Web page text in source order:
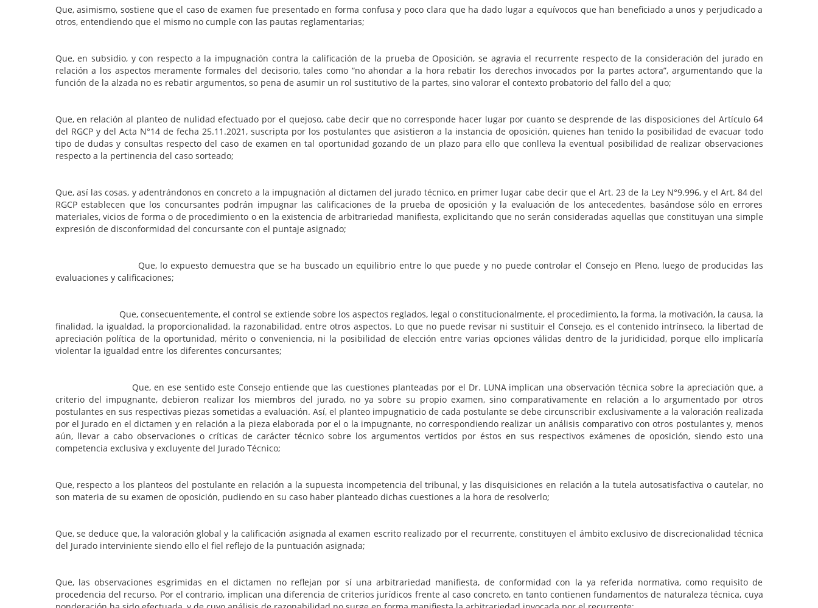
Que, asimismo, sostiene que el caso de examen fue presentado en forma confusa y poco clara que ha dado lugar a equívocos que han beneficiado a unos y perjudicado a
otros, entendiendo que el mismo no cumple con las pautas reglamentarias;
Que, en subsidio, y con respecto a la impugnación contra la calificación de la prueba de Oposición, se agravia el recurrente respecto de la consideración del jurado en
relación a los aspectos meramente formales del decisorio, tales como “no ahondar a la hora rebatir los derechos invocados por la partes actora”, argumentando que la
función de la alzada no es rebatir argumentos, so pena de asumir un rol sustitutivo de la partes, sino valorar el contexto probatorio del fallo del a quo;
Que, en relación al planteo de nulidad efectuado por el quejoso, cabe decir que no corresponde hacer lugar por cuanto se desprende de las disposiciones del Artículo 64
del RGCP y del Acta N°14 de fecha 25.11.2021, suscripta por los postulantes que asistieron a la instancia de oposición, quienes han tenido la posibilidad de evacuar todo
tipo de dudas y consultas respecto del caso de examen en tal oportunidad gozando de un plazo para ello que conlleva la eventual posibilidad de realizar observaciones
respecto a la pertinencia del caso sorteado;
Que, así las cosas, y adentrándonos en concreto a la impugnación al dictamen del jurado técnico, en primer lugar cabe decir que el Art. 23 de la Ley N°9.996, y el Art. 84 del
RGCP establecen que los concursantes podrán impugnar las calificaciones de la prueba de oposición y la evaluación de los antecedentes, basándose sólo en errores
materiales, vicios de forma o de procedimiento o en la existencia de arbitrariedad manifiesta, explicitando que no serán consideradas aquellas que constituyan una simple
expresión de disconformidad del concursante con el puntaje asignado;
Que, lo expuesto demuestra que se ha buscado un equilibrio entre lo que puede y no puede controlar el Consejo en Pleno, luego de producidas las
evaluaciones y calificaciones;
Que, consecuentemente, el control se extiende sobre los aspectos reglados, legal o constitucionalmente, el procedimiento, la forma, la motivación, la causa, la
finalidad, la igualdad, la proporcionalidad, la razonabilidad, entre otros aspectos. Lo que no puede revisar ni sustituir el Consejo, es el contenido intrínseco, la libertad de
apreciación política de la oportunidad, mérito o conveniencia, ni la posibilidad de elección entre varias opciones válidas dentro de la juridicidad, porque ello implicaría
violentar la igualdad entre los diferentes concursantes;
Que, en ese sentido este Consejo entiende que las cuestiones planteadas por el Dr. LUNA implican una observación técnica sobre la apreciación que, a
criterio del impugnante, debieron realizar los miembros del jurado, no ya sobre su propio examen, sino comparativamente en relación a lo argumentado por otros
postulantes en sus respectivas piezas sometidas a evaluación. Así, el planteo impugnaticio de cada postulante se debe circunscribir exclusivamente a la valoración realizada
por el Jurado en el dictamen y en relación a la pieza elaborada por el o la impugnante, no correspondiendo realizar un análisis comparativo con otros postulantes y, menos
aún, llevar a cabo observaciones o críticas de carácter técnico sobre los argumentos vertidos por éstos en sus respectivos exámenes de oposición, siendo esto una
competencia exclusiva y excluyente del Jurado Técnico;
Que, respecto a los planteos del postulante en relación a la supuesta incompetencia del tribunal, y las disquisiciones en relación a la tutela autosatisfactiva o cautelar, no
son materia de su examen de oposición, pudiendo en su caso haber planteado dichas cuestiones a la hora de resolverlo;
Que, se deduce que, la valoración global y la calificación asignada al examen escrito realizado por el recurrente, constituyen el ámbito exclusivo de discrecionalidad técnica
del Jurado interviniente siendo ello el fiel reflejo de la puntuación asignada;
Que, las observaciones esgrimidas en el dictamen no reflejan por sí una arbitrariedad manifiesta, de conformidad con la ya referida normativa, como requisito de
procedencia del recurso. Por el contrario, implican una diferencia de criterios jurídicos frente al caso concreto, en tanto contienen fundamentos de naturaleza técnica, cuya